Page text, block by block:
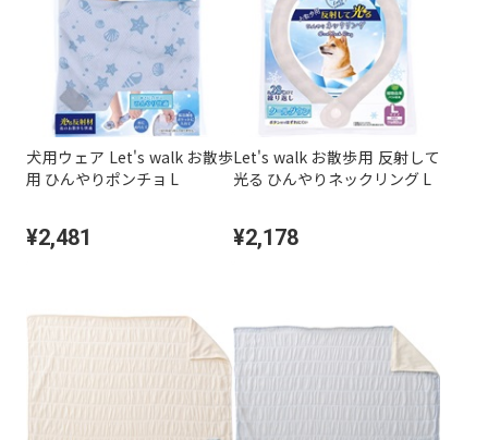
犬用ウェア Let's walk お散歩
用 ひんやりポンチョ L
¥2,481
Let's walk お散歩用 反射して
光る ひんやりネックリング L
¥2,178